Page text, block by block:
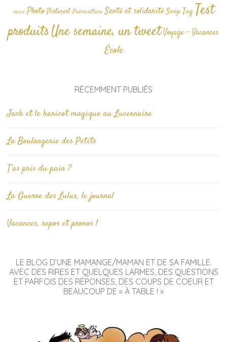
classé Photo Pinterest Puériculture Santé et solidarité Swap TagTest
produitsUne semaine, un tweetVoyage - Vacances
École
RÉCEMMENT PUBLIÉS
Jack et le haricot magique au Lucernaire
La Boulangerie des Petits
T’as pris du pain ?
La Guerre des Lulus, le journal
Vacances, repos et pronos !
LE BLOG D’UNE MAMANGE/MAMAN ET DE SA FAMILLE.
AVEC DES RIRES ET QUELQUES LARMES, DES QUESTIONS
ET PARFOIS DES RÉPONSES, DES COUPS DE COEUR ET
BEAUCOUP DE « À TABLE ! »